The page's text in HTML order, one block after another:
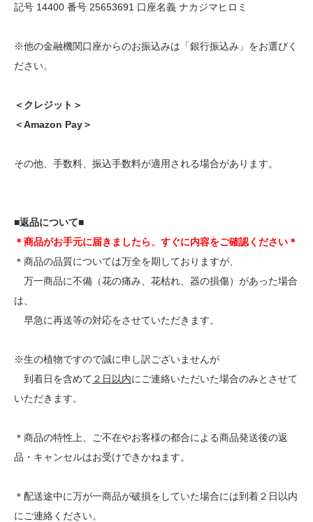
記号 14400 番号 25653691 口座名義 ナカジマヒロミ
※他の金融機関口座からのお振込みは「銀行振込み」をお選びく
ださい。
＜クレジット＞
＜Amazon Pay＞
その他、手数料、振込手数料が適用される場合があります。
■返品について■
＊商品がお手元に届きましたら、すぐに内容をご確認ください＊
＊商品の品質については万全を期しておりますが、
万一商品に不備（花の痛み、花枯れ、器の損傷）があった場合
は、
早急に再送等の対応をさせていただきます。
※生の植物ですので誠に申し訳ございませんが
到着日を含めて ２日以内にご連絡いただいた場合のみとさせて
いただきます。
＊商品の特性上、ご不在やお客様の都合による商品発送後の返
品・キャンセルはお受けできかねます。
＊配送途中に万が一商品が破損をしていた場合には到着２日以内
にご連絡ください。